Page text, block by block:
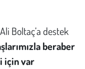
Boltaç’a destek
beraber
için var